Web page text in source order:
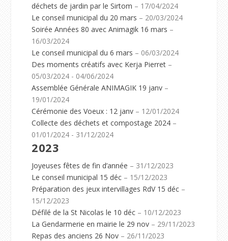
déchets de jardin par le Sirtom – 17/04/2024
Le conseil municipal du 20 mars – 20/03/2024
Soirée Années 80 avec Animagik 16 mars –
16/03/2024
Le conseil municipal du 6 mars – 06/03/2024
Des moments créatifs avec Kerja Pierret –
05/03/2024 - 04/06/2024
Assemblée Générale ANIMAGIK 19 janv –
19/01/2024
Cérémonie des Voeux : 12 janv – 12/01/2024
Collecte des déchets et compostage 2024 –
01/01/2024 - 31/12/2024
2023
Joyeuses fêtes de fin d’année – 31/12/2023
Le conseil municipal 15 déc – 15/12/2023
Préparation des jeux intervillages RdV 15 déc –
15/12/2023
Défilé de la St Nicolas le 10 déc – 10/12/2023
La Gendarmerie en mairie le 29 nov – 29/11/2023
Repas des anciens 26 Nov – 26/11/2023